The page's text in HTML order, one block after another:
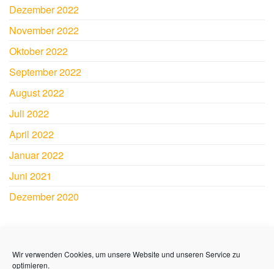
Wir verwenden Cookies, um unsere Website und unseren Service zu
optimieren.
Dezember 2022
November 2022
Oktober 2022
September 2022
August 2022
Juli 2022
April 2022
Januar 2022
Juni 2021
Dezember 2020
Andre und Sabine Lerch